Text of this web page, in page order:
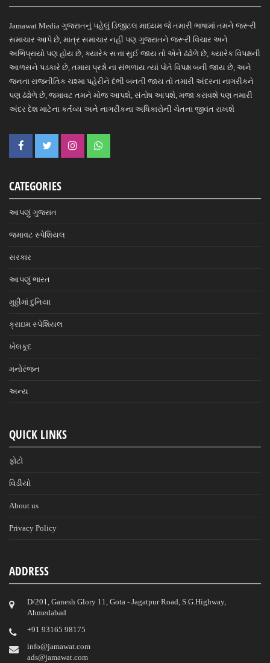
Jamawat Media ગુજરાતનું પહેલું ડિજીટલ માધ્યમ જે તમારી ભાષામાં તમને જરૂરી
સમાચાર આપે છે, માત્ર સમાચાર નહીં પણ ગુજરાતને જરૂરી વિચાર અને
અભિપ્રાયો પણ હોય છે, ક્યારેક સત્તા સુઈ જાય તો એને ઢંઢોળે છે, ક્યારેક વિપક્ષની
આળસને પડકારે છે, તમારા પ્રશ્નો ના સંભળાય ત્યાં પોતે વિપક્ષ બની જાય છે, અને
જનતા રાજનીતિક ચશ્મા પહેરીને દંભી બનતી જાય તો તમારી અંદરના નાગરીકને
પણ ઢંઢોળે છે, જમાવટ તમને મોજ આપશે, સંતોષ આપશે, મજા કરાવશે પણ તમારી
અંદર દેશ માટેના કર્તવ્ય અને નાગરીકના અધિકારોની ચેતના જીવંત રાખશે
CATEGORIES
આપણું ગુજરાત
જમાવટ સ્પેશિયલ
સરકાર
આપણું ભારત
મુઠ્ઠીમાં દુનિયા
ક્રાઇમ સ્પેશિયલ
ખેલકૂદ
મનોરંજન
અન્ય
QUICK LINKS
ફોટો
વિડીયો
About us
Privacy Policy
ADDRESS
D/201, Ganesh Glory 11, Gota - Jagatpur Road, S.G.Highway,
Ahmedabad
‎+91 93165 98175
info@jamawat.com
ads@jamawat.com